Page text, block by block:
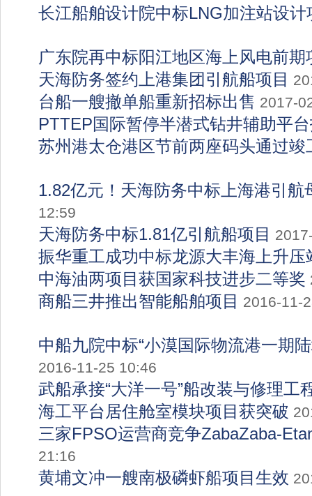
长江船舶设计院中标LNG加注站设计
广东院再中标阳江地区海上风电前期
天海防务签约上港集团引航船项目
台船一艘撤单船重新招标出售 2017-
PTTEP国际暂停半潜式钻井辅助平
苏州港太仓港区节前两座码头通过竣
1.82亿元！天海防务中标上海港引航
12:59
天海防务中标1.81亿引航船项目
振华重工成功中标龙源大丰海上升压
中海油两项目获国家科技进步二等奖
商船三井推出智能船舶项目 2016-11-
中船九院中标“小漠国际物流港一期
2016-11-25 10:46
武船承接“大洋一号”船改装与修理工
海工平台居住舱室模块项目获突破
三家FPSO运营商竞争ZabaZaba-
21:16
黄埔文冲一艘南极磷虾船项目生效